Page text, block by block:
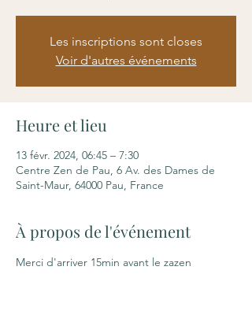
Les inscriptions sont closes
Voir d'autres événements
Heure et lieu
13 févr. 2024, 06:45 – 7:30
Centre Zen de Pau, 6 Av. des Dames de
Saint-Maur, 64000 Pau, France
À propos de l'événement
Merci d'arriver 15min avant le zazen